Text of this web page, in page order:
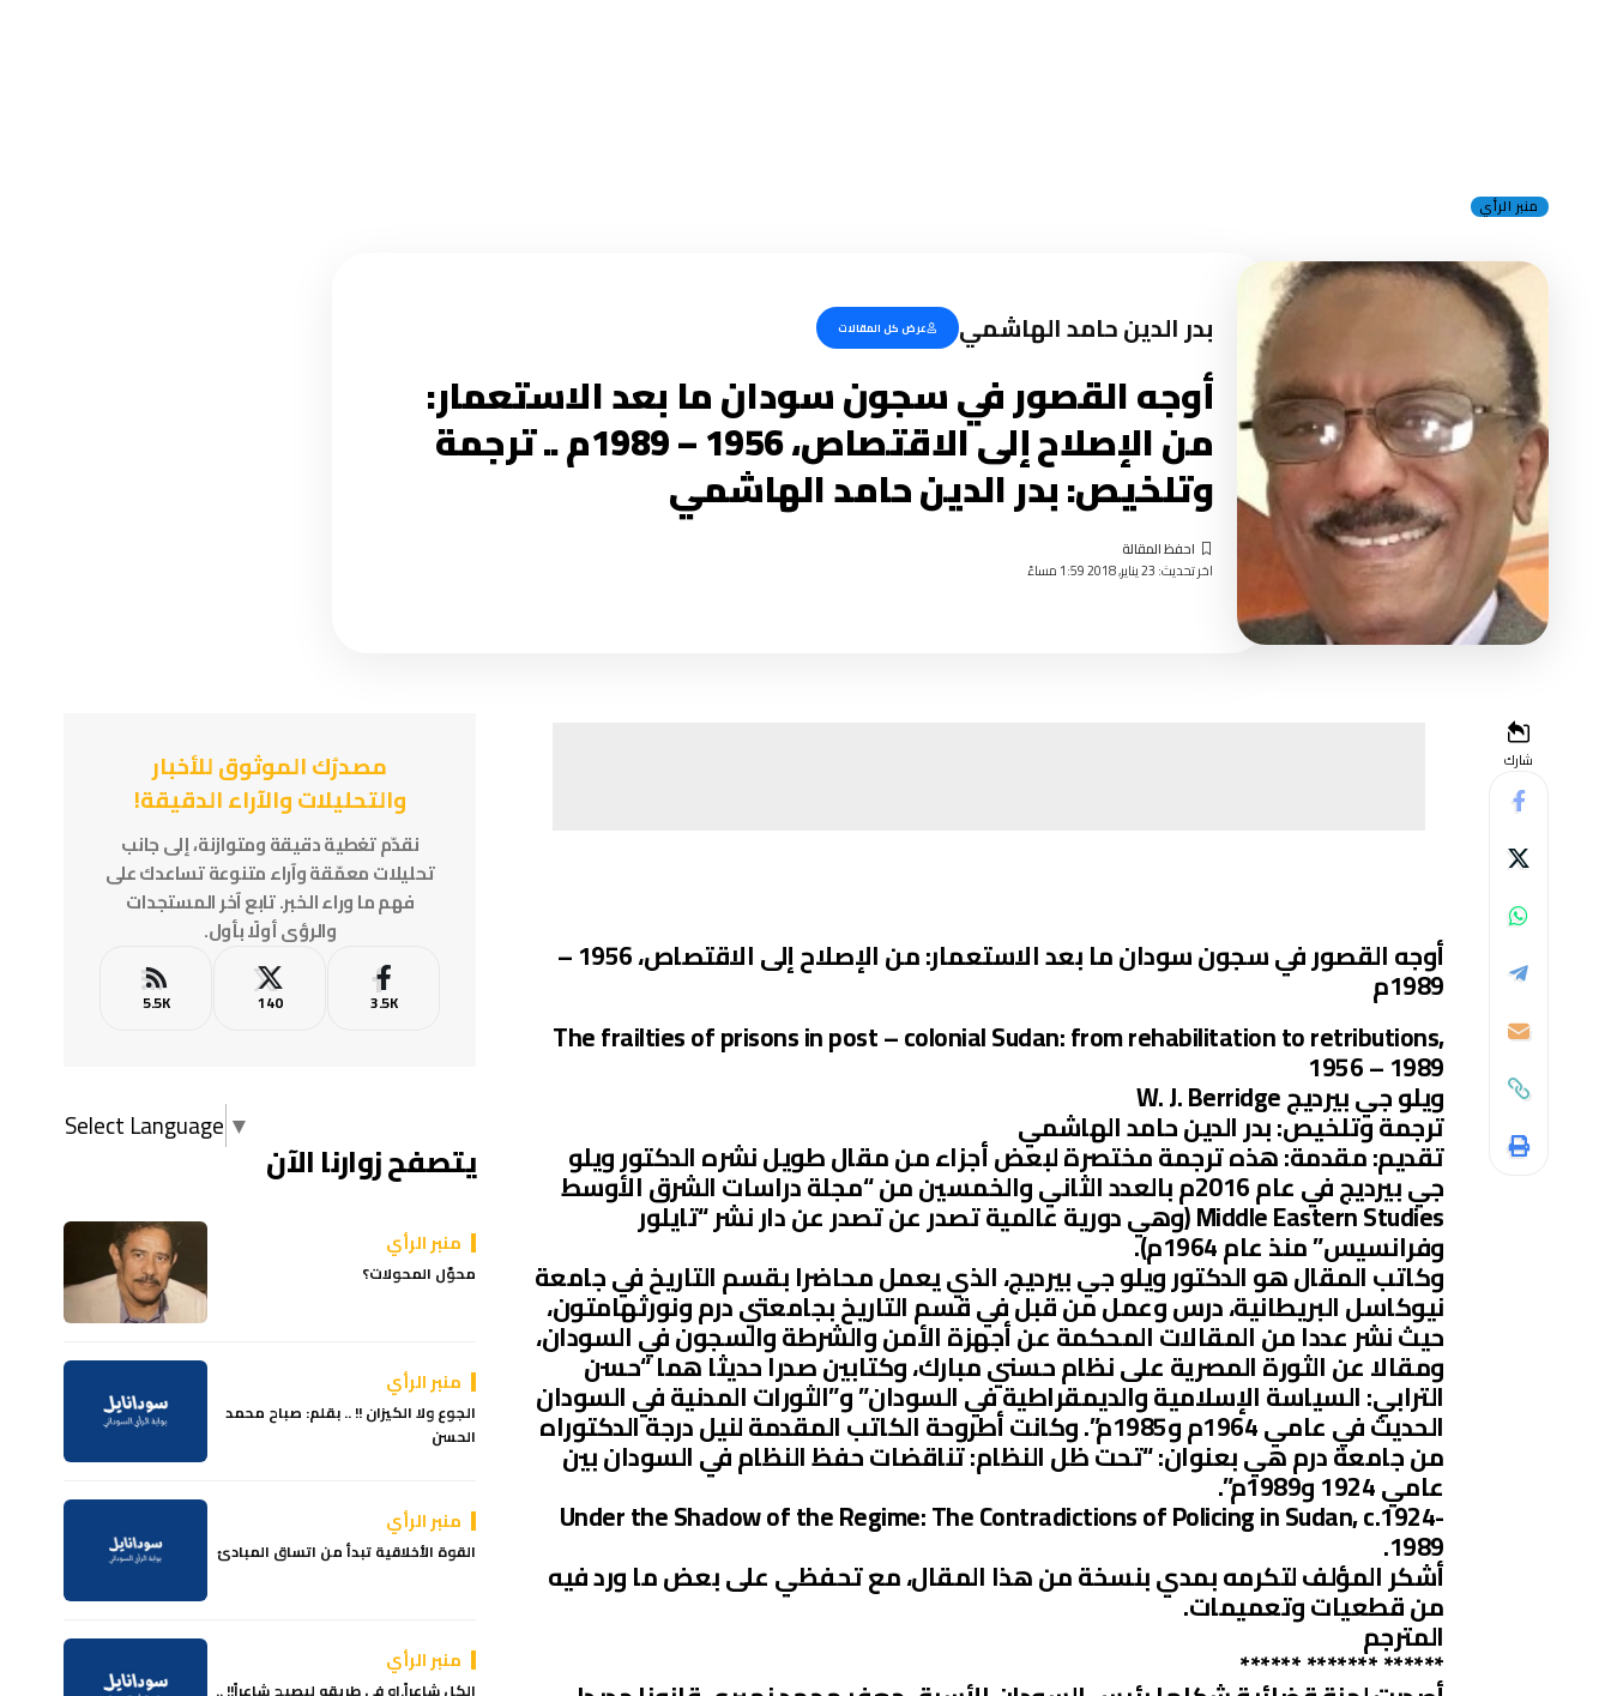
منبر الرأي
بدر الدين حامد الهاشمي عرض كل المقالات
أوجه القصور في سجون سودان ما بعد الاستعمار:
من الإصلاح إلى الاقتصاص، 1956 – 1989م .. ترجمة
وتلخيص: بدر الدين حامد الهاشمي
اخر تحديث: 23 يناير, 2018 1:59 مساءً
شارك
أوجه القصور في سجون سودان ما بعد الاستعمار: من الإصلاح إلى الاقتصاص، 1956 –
1989م
The frailties of prisons in post – colonial Sudan: from rehabilitation to retributions,
1956 – 1989
ويلو جي بيرديج W. J. Berridge
ترجمة وتلخيص: بدر الدين حامد الهاشمي
تقديم: مقدمة: هذه ترجمة مختصرة لبعض أجزاء من مقال طويل نشره الدكتور ويلو
جي بيرديج في عام 2016م بالعدد الثاني والخمسين من “مجلة دراسات الشرق الأوسط
Middle Eastern Studies (وهي دورية عالمية تصدر عن تصدر عن دار نشر “تايلور
وفرانسيس” منذ عام 1964م).
وكاتب المقال هو الدكتور ويلو جي بيرديج، الذي يعمل محاضرا بقسم التاريخ في جامعة
نيوكاسل البريطانية، درس وعمل من قبل في قسم التاريخ بجامعتي درم ونورثهامتون،
حيث نشر عددا من المقالات المحكمة عن أجهزة الأمن والشرطة والسجون في السودان،
ومقالا عن الثورة المصرية على نظام حسني مبارك، وكتابين صدرا حديثا هما “حسن
الترابي: السياسة الإسلامية والديمقراطية في السودان” و”الثورات المدنية في السودان
الحديث في عامي 1964م و1985م”. وكانت أطروحة الكاتب المقدمة لنيل درجة الدكتوراه
من جامعة درم هي بعنوان: “تحت ظل النظام: تناقضات حفظ النظام في السودان بين
عامي 1924 و1989م”.
Under the Shadow of the Regime: The Contradictions of Policing in Sudan, c.1924-
1989.
أشكر المؤلف لتكرمه بمدي بنسخة من هذا المقال، مع تحفظي على بعض ما ورد فيه
من قطعيات وتعميمات.
المترجم
****** ******* ******
مصدرُك الموثوق للأخبار
والتحليلات والآراء الدقيقة!
نقدّم تغطية دقيقة ومتوازنة، إلى جانب
تحليلات معمّقة وآراء متنوعة تساعدك على
فهم ما وراء الخبر. تابع آخر المستجدات
والرؤى أولًا بأول.
3.5K
140
5.5K
Select Language ▼
يتصفح زوارنا الآن
منبر الرأي
محوّل المحولات؟
منبر الرأي
الجوع ولا الكيزان !! .. بقلم: صباح محمد
الحسن
منبر الرأي
القوة الأخلاقية تبدأ من اتساق المبادئ
منبر الرأي
الكل شاعراً.او فى طريقه ليصبح شاعراً!! ..